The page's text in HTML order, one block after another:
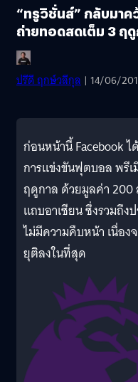
“ทรูวิชั่นส์” กลับมาค
ถ่ายทอดสดเต็ม 3 ฤ
ปรีดี ฤกษ์วลีกุล | 14/06/
ก่อนหน้านี้ Facebook
การแข่งขันฟุตบอล พรีเ
ฤดูกาล ด้วยมูลค่า 200
แถบอาเซียน ซึ่งรวมถึง
ไม่มีความคืบหน้า เนื่อ
ยุติลงในที่สุด